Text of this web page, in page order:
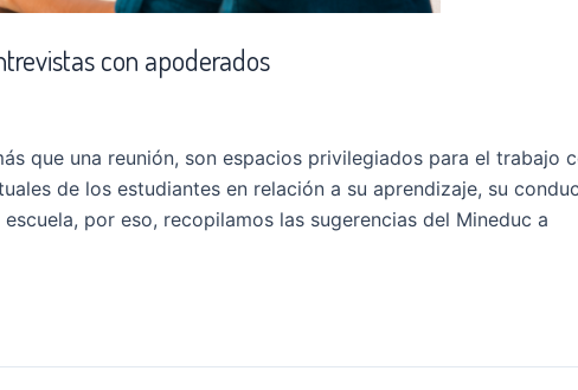
con apoderados
que una reunión, son espacios privilegiados para el trabajo
de los estudiantes en relación a su aprendizaje, su
por eso, recopilamos las sugerencias del Mineduc a